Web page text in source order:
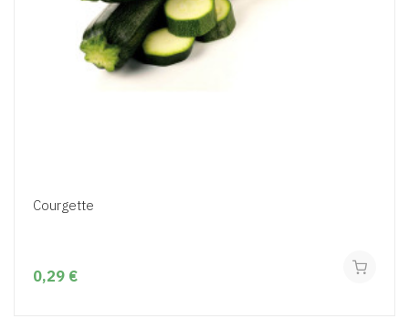
Courgette
0,29 €